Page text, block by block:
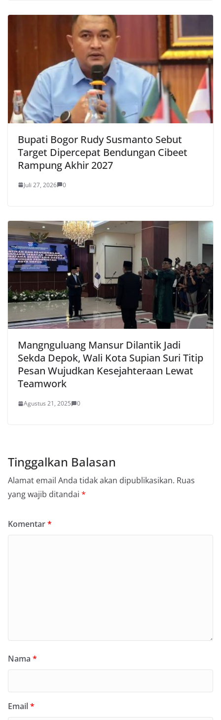
Bupati Bogor Rudy Susmanto Sebut
Target Dipercepat Bendungan Cibeet
Rampung Akhir 2027
Juli 27, 2026 0
Mangnguluang Mansur Dilantik Jadi
Sekda Depok, Wali Kota Supian Suri Titip
Pesan Wujudkan Kesejahteraan Lewat
Teamwork
Agustus 21, 2025 0
Tinggalkan Balasan
Alamat email Anda tidak akan dipublikasikan. Ruas
yang wajib ditandai *
Komentar*
Nama *
Email*